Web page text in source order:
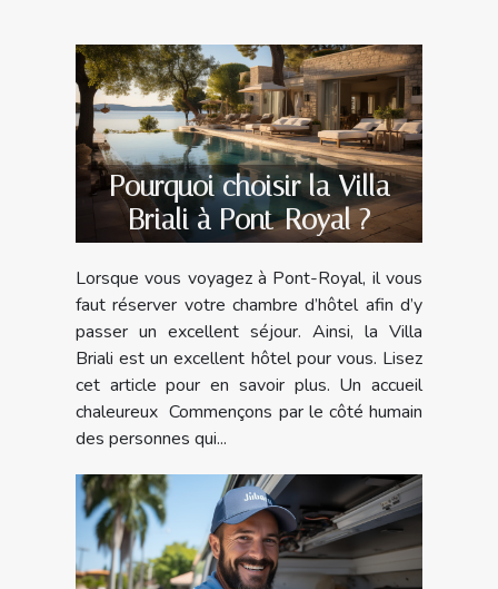
Pourquoi choisir la Villa
Briali à Pont-Royal ?
Lorsque vous voyagez à Pont-Royal, il vous
faut réserver votre chambre d’hôtel afin d’y
passer un excellent séjour. Ainsi, la Villa
Briali est un excellent hôtel pour vous. Lisez
cet article pour en savoir plus. Un accueil
chaleureux Commençons par le côté humain
des personnes qui...